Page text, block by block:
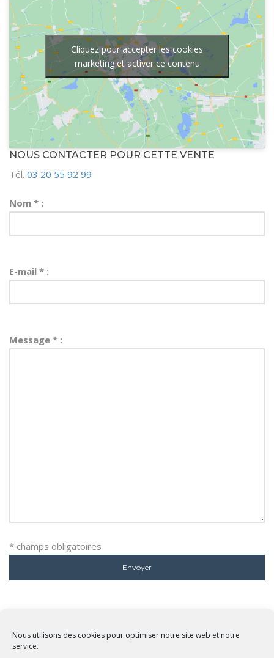
Nous utilisons des cookies pour optimiser notre site web et notre
service.
Cliquez pour accepter les cookies
marketing et activer ce contenu
NOUS CONTACTER POUR CETTE VENTE
Tél. 03 20 55 92 99
Nom * :
E-mail * :
Message * :
* champs obligatoires